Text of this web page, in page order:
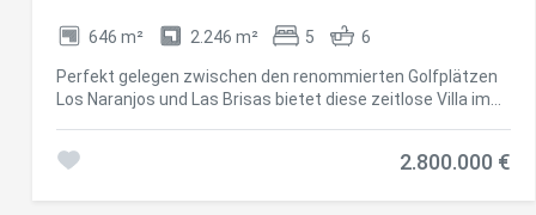
646 m² 2.246 m² 5 6
Perfekt gelegen zwischen den renommierten Golfplätzen
Los Naranjos und Las Brisas bietet diese zeitlose Villa im
Grundstück von 2.246 m² gelegen, verfügt die Residenz
2.800.000 €
Diese
dass